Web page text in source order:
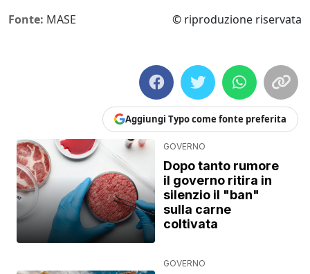
Fonte: MASE © riproduzione riservata
Aggiungi Typo come fonte preferita
GOVERNO
Dopo tanto rumore
il governo ritira in
silenzio il "ban"
sulla carne
coltivata
GOVERNO